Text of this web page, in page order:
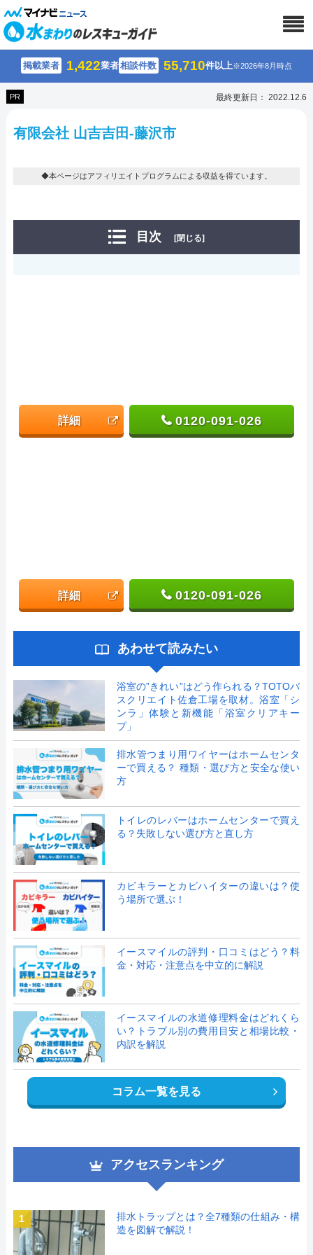
掲載業者 1,422業者相談件数 55,710件以上※2026年8月時点
PR 最終更新日： 2022.12.6
有限会社 山吉吉田-藤沢市
◆本ページはアフィリエイトプログラムによる収益を得ています。
目次 [閉じる]
詳細 0120-091-026
詳細 0120-091-026
あわせて読みたい
浴室の”きれい”はどう作られる？TOTOバ
スクリエイト佐倉工場を取材。浴室「シ
ンラ」体験と新機能「浴室クリアキー
プ」
排水管つまり用ワイヤーはホームセンタ
ーで買える？ 種類・選び方と安全な使い
方
トイレのレバーはホームセンターで買え
る？失敗しない選び方と直し方
カビキラーとカビハイターの違いは？使
う場所で選ぶ！
イースマイルの評判・口コミはどう？料
金・対応・注意点を中立的に解説
イースマイルの水道修理料金はどれくら
い？トラブル別の費用目安と相場比較・
内訳を解説
コラム一覧を見る
アクセスランキング
1
排水トラップとは？全7種類の仕組み・構
造を図解で解説！